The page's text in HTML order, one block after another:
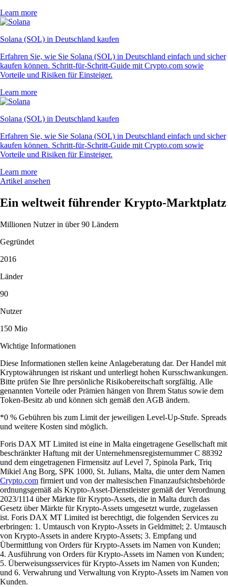
Learn more
Solana (SOL) in Deutschland kaufen
Erfahren Sie, wie Sie Solana (SOL) in Deutschland einfach und sicher
kaufen können. Schritt-für-Schritt-Guide mit Crypto.com sowie
Vorteile und Risiken für Einsteiger.
Learn more
Solana (SOL) in Deutschland kaufen
Erfahren Sie, wie Sie Solana (SOL) in Deutschland einfach und sicher
kaufen können. Schritt-für-Schritt-Guide mit Crypto.com sowie
Vorteile und Risiken für Einsteiger.
Learn more
Artikel ansehen
Ein weltweit führender Krypto-Marktplatz
Millionen Nutzer in über 90 Ländern
Gegründet
2016
Länder
90
Nutzer
150 Mio
Wichtige Informationen
Diese Informationen stellen keine Anlageberatung dar. Der Handel mit
Kryptowährungen ist riskant und unterliegt hohen Kursschwankungen.
Bitte prüfen Sie Ihre persönliche Risikobereitschaft sorgfältig. Alle
genannten Vorteile oder Prämien hängen von Ihrem Status sowie dem
Token-Besitz ab und können sich gemäß den AGB ändern.
*0 % Gebühren bis zum Limit der jeweiligen Level-Up-Stufe. Spreads
und weitere Kosten sind möglich.
Foris DAX MT Limited ist eine in Malta eingetragene Gesellschaft mit
beschränkter Haftung mit der Unternehmensregisternummer C 88392
und dem eingetragenen Firmensitz auf Level 7, Spinola Park, Triq
Mikiel Ang Borg, SPK 1000, St. Julians, Malta, die unter dem Namen
Crypto.com firmiert und von der maltesischen Finanzaufsichtsbehörde
ordnungsgemäß als Krypto-Asset-Dienstleister gemäß der Verordnung
2023/1114 über Märkte für Krypto-Assets, die in Malta durch das
Gesetz über Märkte für Krypto-Assets umgesetzt wurde, zugelassen
ist. Foris DAX MT Limited ist berechtigt, die folgenden Services zu
erbringen: 1. Umtausch von Krypto-Assets in Geldmittel; 2. Umtausch
von Krypto-Assets in andere Krypto-Assets; 3. Empfang und
Übermittlung von Orders für Krypto-Assets im Namen von Kunden;
4. Ausführung von Orders für Krypto-Assets im Namen von Kunden;
5. Überweisungsservices für Krypto-Assets im Namen von Kunden;
und 6. Verwahrung und Verwaltung von Krypto-Assets im Namen von
Kunden.